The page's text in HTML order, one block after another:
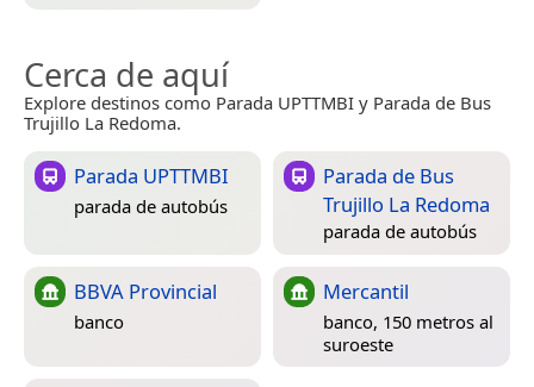
Cerca de aquí
Explore destinos como Parada UPTTMBI y Parada de Bus
Trujillo La Redoma.
Parada UPTTMBI
parada de autobús
Parada de Bus
Trujillo La Redoma
parada de autobús
BBVA Provincial
banco
Mercantil
banco, 150 metros al
suroeste